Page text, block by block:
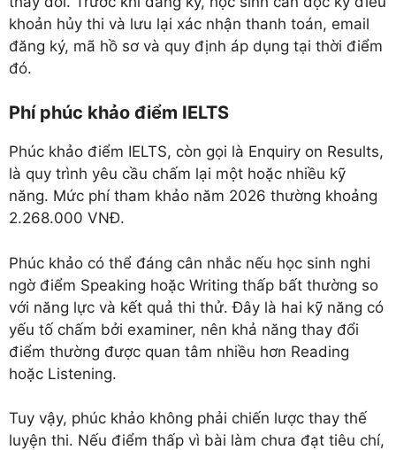
khoản hủy thi và lưu lại xác nhận thanh toán, email
đăng ký, mã hồ sơ và quy định áp dụng tại thời điểm
đó.
Phí phúc khảo điểm IELTS
Phúc khảo điểm IELTS, còn gọi là Enquiry on Results,
là quy trình yêu cầu chấm lại một hoặc nhiều kỹ
năng. Mức phí tham khảo năm 2026 thường khoảng
2.268.000 VNĐ.
Phúc khảo có thể đáng cân nhắc nếu học sinh nghi
ngờ điểm Speaking hoặc Writing thấp bất thường so
với năng lực và kết quả thi thử. Đây là hai kỹ năng có
yếu tố chấm bởi examiner, nên khả năng thay đổi
điểm thường được quan tâm nhiều hơn Reading
hoặc Listening.
Tuy vậy, phúc khảo không phải chiến lược thay thế
luyện thi. Nếu điểm thấp vì bài làm chưa đạt tiêu chí,